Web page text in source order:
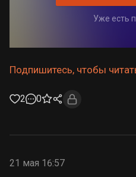
Уже есть
Подпишитесь, чтобы
2 0
21 мая 16:57